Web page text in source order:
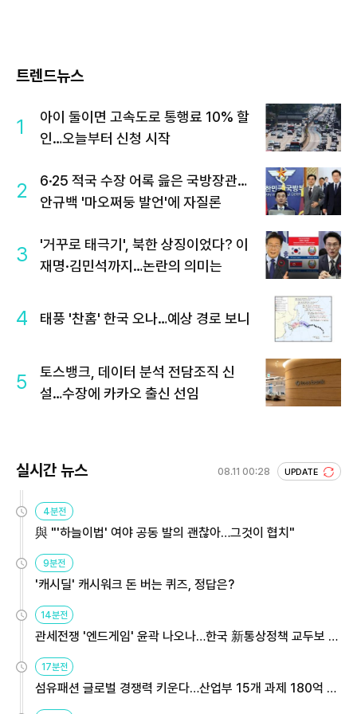
트렌드뉴스
1
아이 둘이면 고속도로 통행료 10% 할
인…오늘부터 신청 시작
2
6·25 적국 수장 어록 읊은 국방장관…
안규백 '마오쩌둥 발언'에 자질론
3
'거꾸로 태극기', 북한 상징이었다? 이
재명·김민석까지…논란의 의미는
4 태풍 '찬홈' 한국 오나…예상 경로 보니
5
토스뱅크, 데이터 분석 전담조직 신
설…수장에 카카오 출신 선임
실시간 뉴스 08.11 00:28 UPDATE
4분전
與 "'하늘이법' 여야 공동 발의 괜찮아…그것이 협치"
9분전
'캐시딜' 캐시워크 돈 버는 퀴즈, 정답은?
14분전
관세전쟁 '엔드게임' 윤곽 나오나…한국 新통상정책 교두보 활
17분전
섬유패션 글로벌 경쟁력 키운다…산업부 15개 과제 180억 지